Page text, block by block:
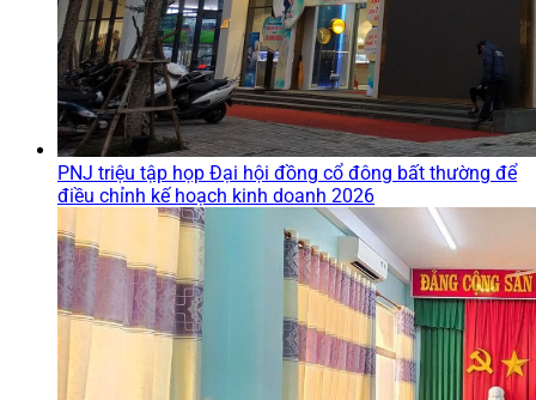
PNJ triệu tập họp Đại hội đồng cổ đông bất thường để
điều chỉnh kế hoạch kinh doanh 2026